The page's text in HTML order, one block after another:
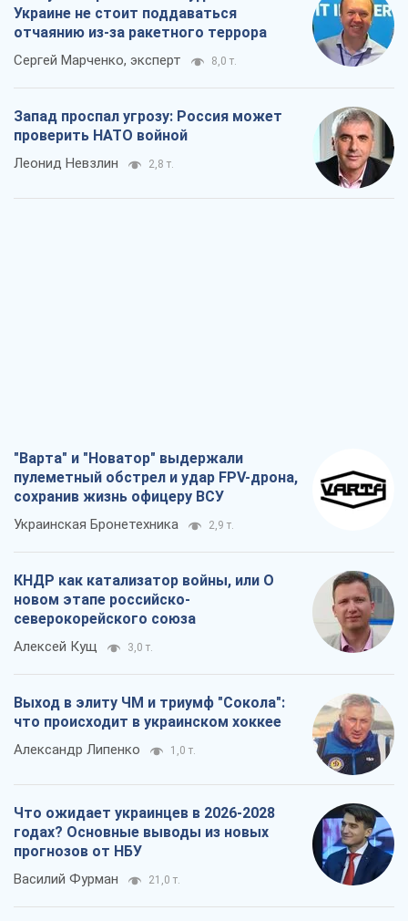
Украине не стоит поддаваться
отчаянию из-за ракетного террора
Сергей Марченко, эксперт 8,0 т.
Запад проспал угрозу: Россия может
проверить НАТО войной
Леонид Невзлин 2,8 т.
"Варта" и "Новатор" выдержали
пулеметный обстрел и удар FPV-дрона,
сохранив жизнь офицеру ВСУ
Украинская Бронетехника 2,9 т.
КНДР как катализатор войны, или О
новом этапе российско-
северокорейского союза
Алексей Кущ 3,0 т.
Выход в элиту ЧМ и триумф "Сокола":
что происходит в украинском хоккее
Александр Липенко 1,0 т.
Что ожидает украинцев в 2026-2028
годах? Основные выводы из новых
прогнозов от НБУ
Василий Фурман 21,0 т.